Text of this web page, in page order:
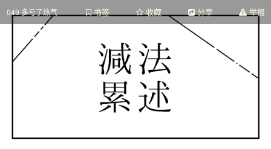
049 多亏了热气 书签 收藏 分享 举报